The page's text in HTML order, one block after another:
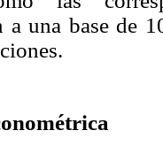
a una base de